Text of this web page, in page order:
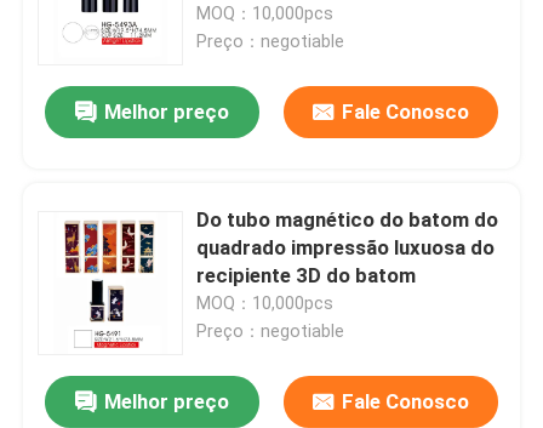
Pedir um orçamento
Garrafa mal ventilada cosmética
Frasco de creme cosmético
Garrafa luxuosa do conta-gotas
garrafa de vidro cosmética
recipiente do bálsamo de bordo
do copo do tampão 11.2mm
MOQ：10,000pcs
Preço：negotiable
Melhor preço Fale Conosco
Do tubo magnético do batom do
quadrado impressão luxuosa do
recipiente 3D do batom
MOQ：10,000pcs
Preço：negotiable
Melhor preço Fale Conosco